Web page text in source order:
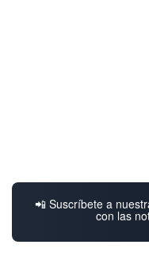
📲 Suscríbete a
con las